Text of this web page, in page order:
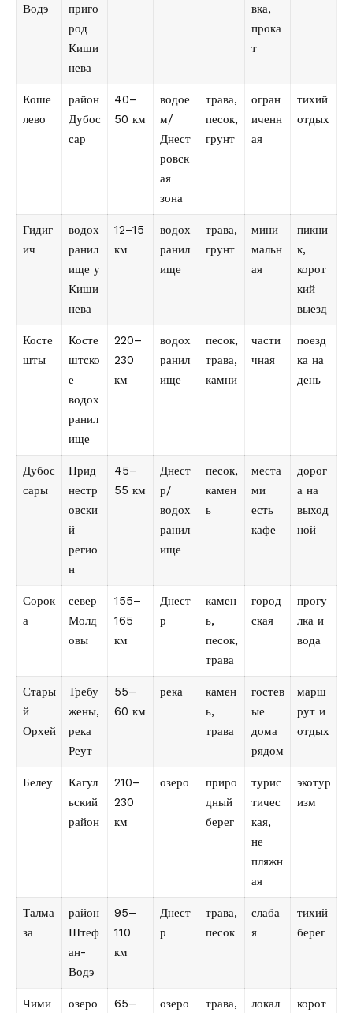
Водэ
приго
род
Киши
нева
вка,
прока
т
Коше
лево
район
Дубос
сар
40–
50 км
водое
м/
Днест
ровск
ая
зона
трава,
песок,
грунт
огран
иченн
ая
тихий
отдых
Гидиг
ич
водох
ранил
ище у
Киши
нева
12–15
км
водох
ранил
ище
трава,
грунт
мини
мальн
ая
пикни
к,
корот
кий
выезд
Косте
шты
Косте
штско
е
водох
ранил
ище
220–
230
км
водох
ранил
ище
песок,
трава,
камни
части
чная
поезд
ка на
день
Дубос
сары
Прид
нестр
овски
й
регио
н
45–
55 км
Днест
р/
водох
ранил
ище
песок,
камен
ь
места
ми
есть
кафе
дорог
а на
выход
ной
Сорок
а
север
Молд
овы
155–
165
км
Днест
р
камен
ь,
песок,
трава
город
ская
прогу
лка и
вода
Стары
й
Орхей
Требу
жены,
река
Реут
55–
60 км
река
камен
ь,
трава
гостев
ые
дома
рядом
марш
рут и
отдых
Белеу
Кагул
ьский
район
210–
230
км
озеро
приро
дный
берег
турис
тичес
кая,
не
пляжн
ая
экотур
изм
Талма
за
район
Штеф
ан-
Водэ
95–
110
км
Днест
р
трава,
песок
слаба
я
тихий
берег
Чими
озеро
65–
озеро
трава,
локал
корот